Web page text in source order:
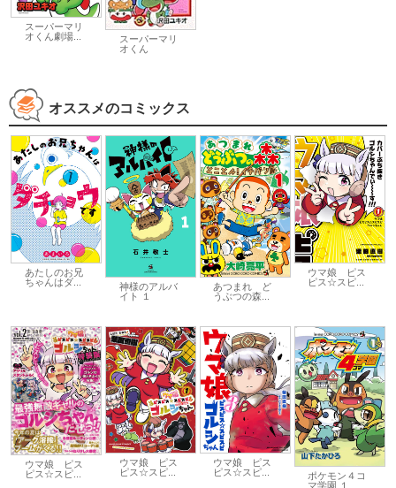
スーパーマリ
オくん劇場...
スーパーマリ
オくん
オススメのコミックス
あたしのお兄
ちゃんはダ...
神様のアルバ
イト １
あつまれ ど
うぶつの森...
ウマ娘 ピス
ピス☆スピ...
ウマ娘 ピス
ピス☆スピ...
ウマ娘 ピス
ピス☆スピ...
ウマ娘 ピス
ピス☆スピ...
ポケモン４コ
マ学園 １